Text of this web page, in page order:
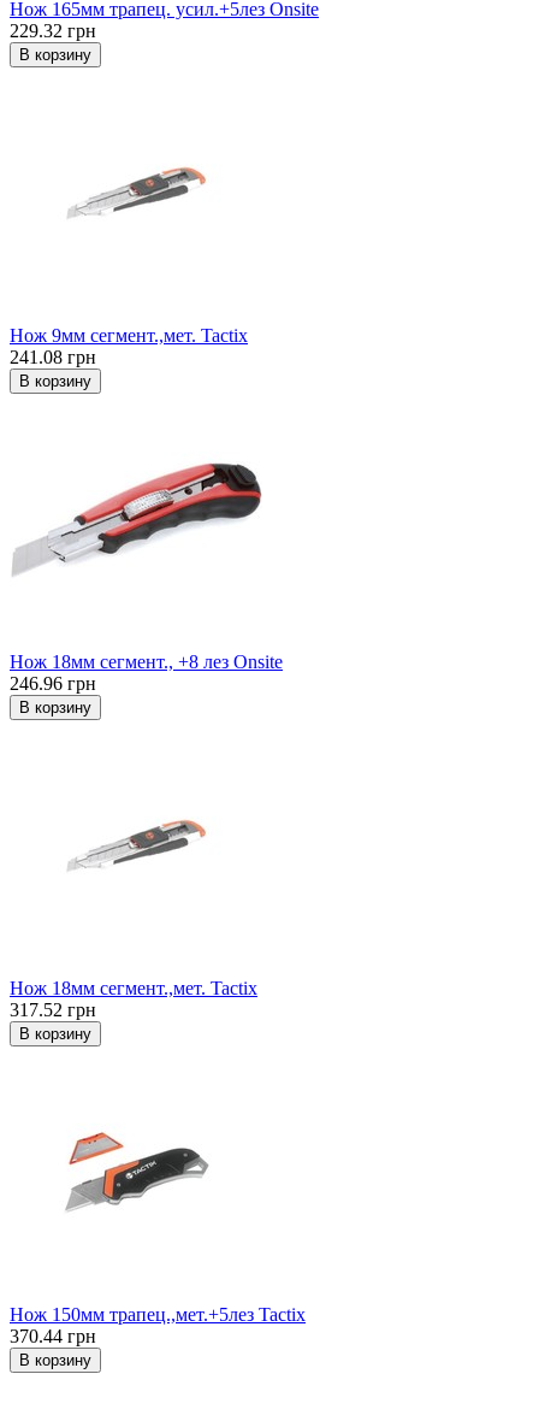
Нож 165мм трапец. усил.+5лез Onsite
229.32 грн
В корзину
Нож 9мм сегмент.,мет. Tactix
241.08 грн
В корзину
Нож 18мм сегмент., +8 лез Onsite
246.96 грн
В корзину
Нож 18мм сегмент.,мет. Tactix
317.52 грн
В корзину
Нож 150мм трапец.,мет.+5лез Tactix
370.44 грн
В корзину